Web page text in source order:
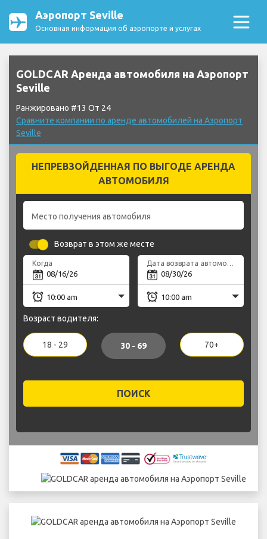
Аэропорт Seville
Основная информация об аэропорте и услугах
GOLDCAR Аренда автомобиля на Аэропорт
Seville
Ранжировано #13 От 24
Сравните компании по аренде автомобилей на Аэропорт
Seville
НЕПРЕВЗОЙДЕННАЯ ПО ВЫГОДЕ АРЕНДА
АВТОМОБИЛЯ
Место получения автомобиля
Возврат в этом же месте
Когда Дата возврата автомобиля
Возраст водителя:
18 - 29 30 - 69 70+
ПОИСК